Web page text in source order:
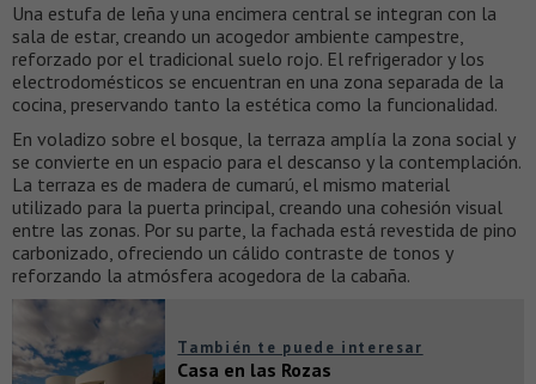
Una estufa de leña y una encimera central se integran con la
sala de estar, creando un acogedor ambiente campestre,
reforzado por el tradicional suelo rojo. El refrigerador y los
electrodomésticos se encuentran en una zona separada de la
cocina, preservando tanto la estética como la funcionalidad.
En voladizo sobre el bosque, la terraza amplía la zona social y
se convierte en un espacio para el descanso y la contemplación.
La terraza es de madera de cumarú, el mismo material
utilizado para la puerta principal, creando una cohesión visual
entre las zonas. Por su parte, la fachada está revestida de pino
carbonizado, ofreciendo un cálido contraste de tonos y
reforzando la atmósfera acogedora de la cabaña.
También te puede interesar
Casa en las Rozas